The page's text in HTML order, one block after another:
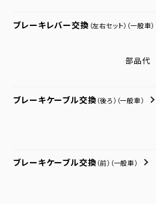
ブレーキレバー交換 （左右セット） （一般車）
部品代
ブレーキケーブル交換 （後ろ） （一般車）
ブレーキケーブル交換 （前） （一般車）